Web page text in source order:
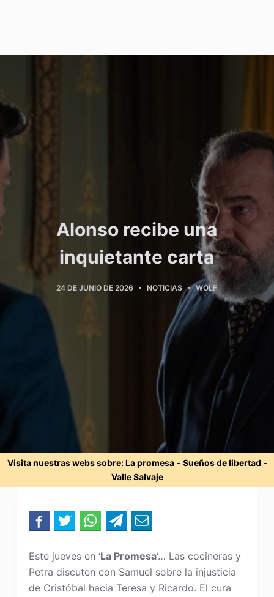
Alonso recibe una
inquietante carta
24 DE JUNIO DE 2026 NOTICIAS WOLF
Visita nuestras webs sobre:La promesa- Sueños de libertad -
Valle Salvaje
Este jueves en ‘La Promesa‘… Las cocineras y
Petra discuten con Samuel sobre la injusticia
de Cristóbal hacia Teresa y Ricardo. El cura